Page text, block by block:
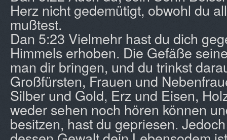
Herz nicht gedemütigt, obwohl du
mußtest.
Dan 5:23 Vielmehr hast du dich
Himmels erhoben. Die Gefäße
man dir bringen, und du trinkst
Großfürsten, Frauen und
Silber und Gold, Erz und Eisen,
weder sehen noch hören können
besitzen, hast du gepriesen.